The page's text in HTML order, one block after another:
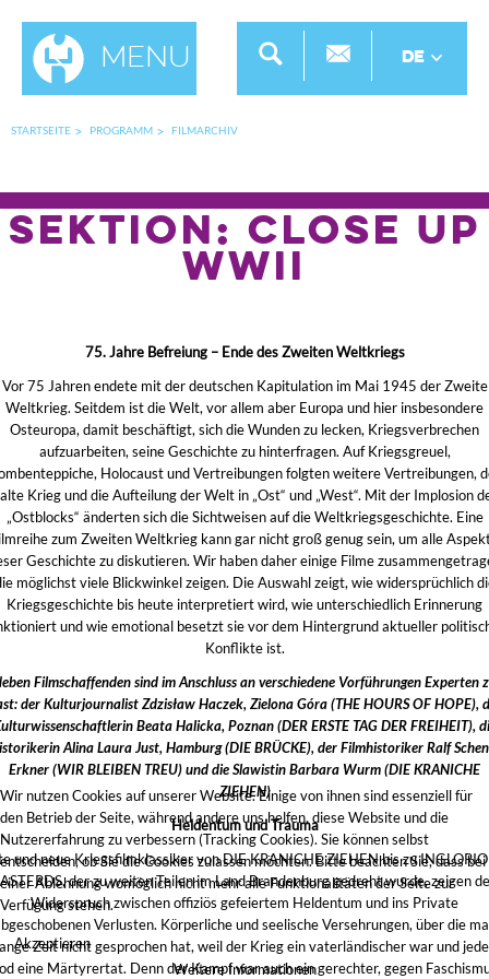
Menu DE
STARTSEITE PROGRAMM FILMARCHIV
SEKTION: Close Up
WWII
75. Jahre Befreiung – Ende des Zweiten Weltkriegs
Vor 75 Jahren endete mit der deutschen Kapitulation im Mai 1945 der Zweite
Weltkrieg. Seitdem ist die Welt, vor allem aber Europa und hier insbesondere
Osteuropa, damit beschäftigt, sich die Wunden zu lecken, Kriegsverbrechen
aufzuarbeiten, seine Geschichte zu hinterfragen. Auf Kriegsgreuel,
Holocaust und Vertreibungen folgten weitere Vertreibungen,
Krieg und die Aufteilung der Welt in „Ost“ und „West“. Mit der Implosion
„Ostblocks“ änderten sich die Sichtweisen auf die Weltkriegsgeschichte. Eine
zum Zweiten Weltkrieg kann gar nicht groß genug sein, um alle
Geschichte zu diskutieren. Wir haben daher einige Filme
möglichst viele Blickwinkel zeigen. Die Auswahl zeigt, wie widersprüchlich
Kriegsgeschichte bis heute interpretiert wird, wie unterschiedlich Erinnerung
und wie emotional besetzt sie vor dem Hintergrund aktueller
Konflikte ist.
Filmschaffenden sind im Anschluss an verschiedene Vorführungen Experten
der Kulturjournalist Zdzisław Haczek, Zielona Góra (THE HOURS OF HOPE),
Beata Halicka, Poznan (DER ERSTE TAG DER FREIHEIT),
Alina Laura Just, Hamburg (DIE BRÜCKE), der Filmhistoriker Ralf
Erkner (WIR BLEIBEN TREU) und die Slawistin Barbara Wurm (DIE KRANICHE
ZIEHEN)
Heldentum und Trauma
und neue Kriegsfilmklassiker von DIE KRANICHE ZIEHEN bis zu
der zu weiten Teilen im Land Brandenburg gedreht wurde, zeigen
Widerspruch zwischen offiziös gefeiertem Heldentum und ins Private
Verlusten. Körperliche und seelische Versehrungen, über die
Zeit nicht gesprochen hat, weil der Krieg ein vaterländischer war und
eine Märtyrertat. Denn der Kampf war auch ein gerechter, gegen
Wir nutzen Cookies auf unserer Website. Einige von ihnen sind essenziell für
den Betrieb der Seite, während andere uns helfen, diese Website und die
Nutzererfahrung zu verbessern (Tracking Cookies). Sie können selbst
entscheiden, ob Sie die Cookies zulassen möchten. Bitte beachten Sie, dass bei
einer Ablehnung womöglich nicht mehr alle Funktionalitäten der Seite zur
Verfügung stehen.
Akzeptieren
Weitere Informationen